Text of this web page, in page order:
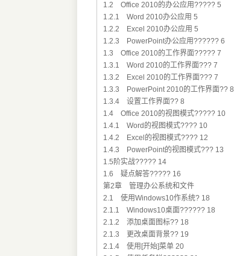
1.2 Office 2010的办公应用????? 5
1.2.1 Word 2010办公应用 5
1.2.2 Excel 2010办公应用 5
1.2.3 PowerPoint办公应用?????? 6
1.3 Office 2010的工作界面????? 7
1.3.1 Word 2010的工作界面??? 7
1.3.2 Excel 2010的工作界面??? 7
1.3.3 PowerPoint 2010的工作界面?? 8
1.3.4 设置工作界面?? 8
1.4 Office 2010的视图模式????? 10
1.4.1 Word的视图模式???? 10
1.4.2 Excel的视图模式???? 12
1.4.3 PowerPoint的视图模式??? 13
1.5阶实战????? 14
1.6 疑点解答????? 16
第2章 管理办公系统和文件
2.1 使用Windows10作系统? 18
2.1.1 Windows10桌面?????? 18
2.1.2 添加桌面图标?? 18
2.1.3 更改桌面背景?? 19
2.1.4 使用[开始]菜单 20